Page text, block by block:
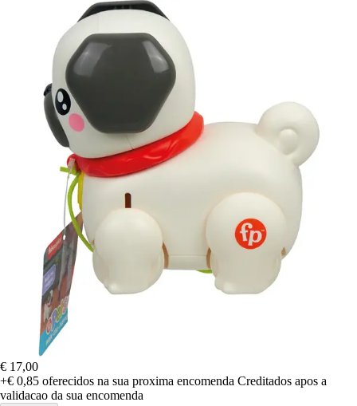
€ 17,00
+€ 0,85 oferecidos na sua proxima encomenda Creditados apos a
validacao da sua encomenda